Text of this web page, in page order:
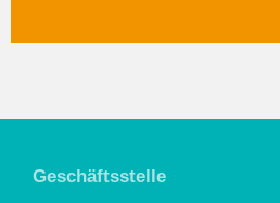
Geschäftsstelle